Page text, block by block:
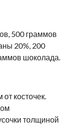
500 граммов
20%, 200
шоколада.
косточек.
толщиной